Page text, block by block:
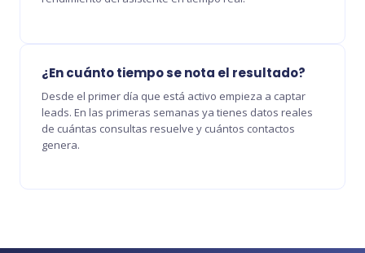
¿En cuánto tiempo se nota el resultado?
Desde el primer día que está activo empieza a captar
leads. En las primeras semanas ya tienes datos reales
de cuántas consultas resuelve y cuántos contactos
genera.